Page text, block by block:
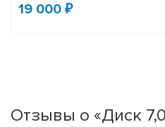
19 000 ₽
Отзывы о «Диск